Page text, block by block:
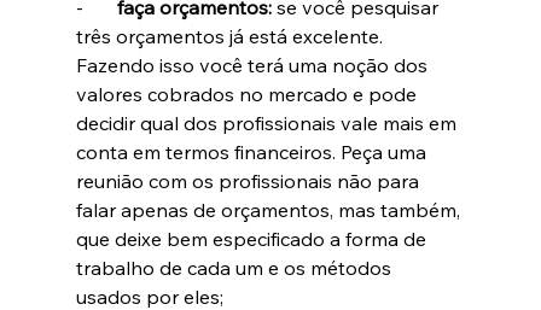
- faça orçamentos: se você pesquisar
três orçamentos já está excelente.
Fazendo isso você terá uma noção dos
valores cobrados no mercado e pode
decidir qual dos profissionais vale mais em
conta em termos financeiros. Peça uma
reunião com os profissionais não para
falar apenas de orçamentos, mas também,
que deixe bem especificado a forma de
trabalho de cada um e os métodos
usados por eles;